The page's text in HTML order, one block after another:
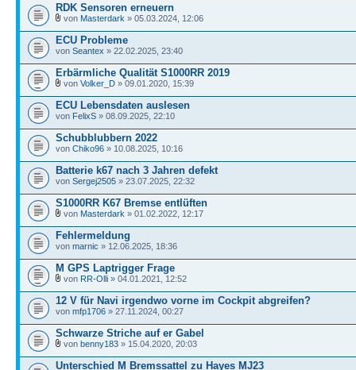
RDK Sensoren erneuern
von Masterdark » 05.03.2024, 12:06
ECU Probleme
von Seantex » 22.02.2025, 23:40
Erbärmliche Qualität S1000RR 2019
von Volker_D » 09.01.2020, 15:39
ECU Lebensdaten auslesen
von FelixS » 08.09.2025, 22:10
Schubblubbern 2022
von Chiko96 » 10.08.2025, 10:16
Batterie k67 nach 3 Jahren defekt
von Sergej2505 » 23.07.2025, 22:32
S1000RR K67 Bremse entlüften
von Masterdark » 01.02.2022, 12:17
Fehlermeldung
von marnic » 12.06.2025, 18:36
M GPS Laptrigger Frage
von RR-Olli » 04.01.2021, 12:52
12 V für Navi irgendwo vorne im Cockpit abgreifen?
von mfp1706 » 27.11.2024, 00:27
Schwarze Striche auf er Gabel
von benny183 » 15.04.2020, 20:03
Unterschied M Bremssattel zu Hayes MJ23